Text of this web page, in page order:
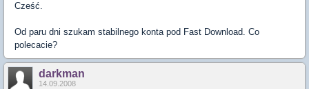
Cześć.
Od paru dni szukam stabilnego konta pod Fast Download. Co
polecacie?
darkman
14.09.2008